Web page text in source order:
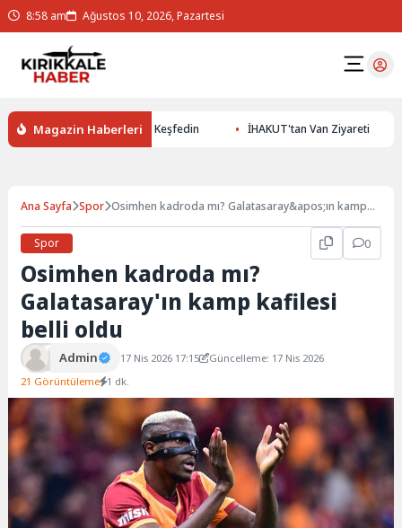
8:58 am Ağustos 10, 2026, Pazartesi
Magazin Haberleri
ile Yer Altının Gizemlerini Keşfedin İHAKUT'tan Van Ziyareti
Ana Sayfa Spor Osimhen kadroda mı? Galatasaray&apos;ın kamp
Spor
0
Osimhen kadroda mı?
Galatasaray'ın kamp kafilesi
belli oldu
Admin 17 Nis 2026 17:15
Güncelleme: 17 Nis 2026
21 Görüntüleme 1 dk.